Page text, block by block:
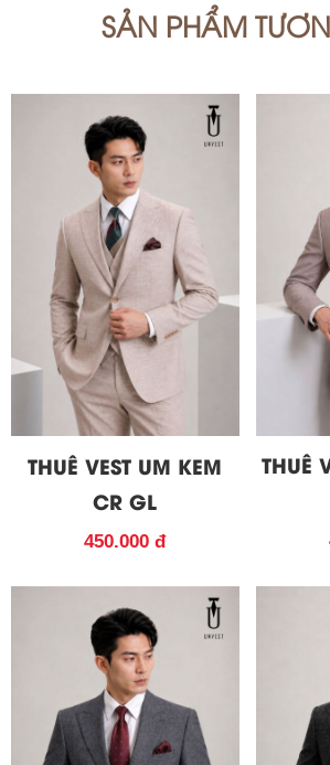
SẢN PHẨM
THUÊ VEST UM KEM
CR GL
450.000 đ
THUÊ